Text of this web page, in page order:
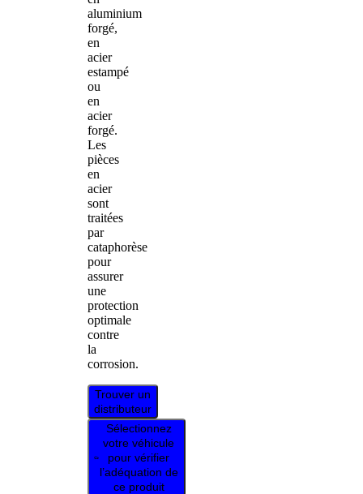
aluminium
forgé,
en
acier
estampé
ou
en
acier
forgé.
Les
pièces
en
acier
sont
traitées
par
cataphorèse
pour
assurer
une
protection
optimale
contre
la
corrosion.
Trouver un
distributeur
Sélectionnez
votre véhicule
pour vérifier
l’adéquation de
ce produit